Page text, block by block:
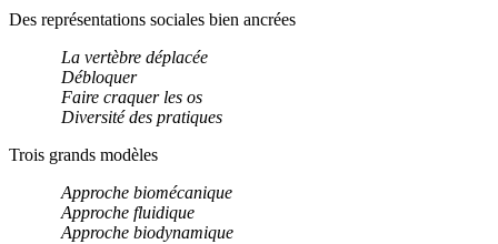
Des représentations sociales bien ancrées
La vertèbre déplacée
Débloquer
Faire craquer les os
Diversité des pratiques
Trois grands modèles
Approche biomécanique
Approche fluidique
Approche biodynamique